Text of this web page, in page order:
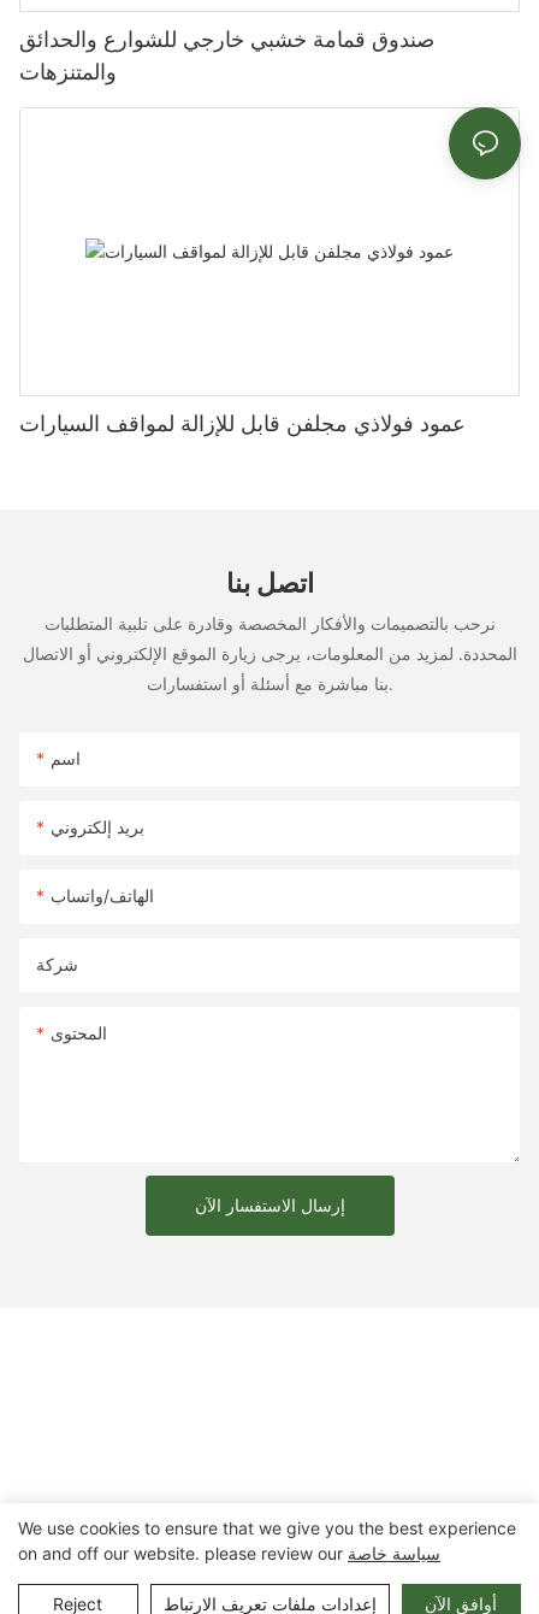
صندوق قمامة خشبي خارجي للشوارع والحدائق
والمتنزهات
عمود فولاذي مجلفن قابل للإزالة لمواقف السيارات
اتصل بنا
نرحب بالتصميمات والأفكار المخصصة وقادرة على تلبية المتطلبات
المحددة. لمزيد من المعلومات، يرجى زيارة الموقع الإلكتروني أو الاتصال
بنا مباشرة مع أسئلة أو استفسارات.
اسم
بريد إلكتروني
الهاتف/واتساب
شركة
المحتوى
إرسال الاستفسار الآن
حقوق الطبع والنشر © 2025 شركة تشونغتشينغ أرلاو لتصنيع المعدات
المدنية المحدودة |
خريطة الموقع
We use cookies to ensure that we give you the best experience
on and off our website. please review our سياسة خاصة
Reject إعدادات ملفات تعريف الارتباط أوافق الآن